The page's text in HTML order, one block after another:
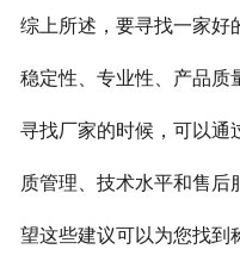
综上所述，要寻找一家好
稳定性、专业性、产品质
寻找厂家的时候，可以通
质管理、技术水平和售后
望这些建议可以为您找到